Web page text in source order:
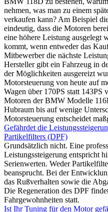
nehmen, was man zu einem
verkaufen kann? Am Beispiel
eindeutig, dass die Motoren
eine höhere Leistung ausgelegt
kommt, wenn entweder das
Mitbewerber die nächste
Hersteller gibt ein Fahrzeug in
der Möglichkeiten ausgereizt
Motorsteuerung von heute auf
Wagen über 170PS statt
Motoren der BMW Modelle
Hubraum bis auf wenige
Motorsteuerung entscheidet
Gefährdet die
Partikelfilters (DPF)
Grundsätzlich nicht. Eine
Leistungssteigerung entspricht
Serienwerten. Weder
beansprucht. Bei der
das Rußverhalten sowie die
Die Regeneration des DPF
Fahrgewohnheiten statt.
Ist Ihr Tuning für den Motor